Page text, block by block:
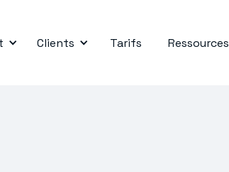
Clients Tarifs Ressources